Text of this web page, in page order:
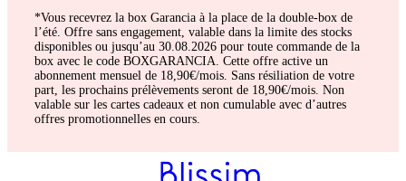
*Vous recevrez la box Garancia à la place de la double-box de
l’été. Offre sans engagement, valable dans la limite des stocks
disponibles ou jusqu’au 30.08.2026 pour toute commande de la
box avec le code BOXGARANCIA. Cette offre active un
abonnement mensuel de 18,90€/mois. Sans résiliation de votre
part, les prochains prélèvements seront de 18,90€/mois. Non
valable sur les cartes cadeaux et non cumulable avec d’autres
offres promotionnelles en cours.